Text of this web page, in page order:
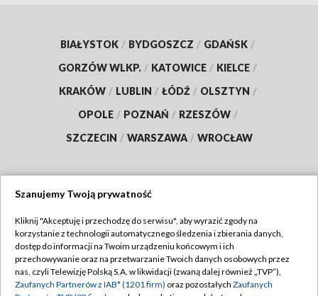
BIAŁYSTOK / BYDGOSZCZ / GDAŃSK /
GORZÓW WLKP. / KATOWICE / KIELCE /
KRAKÓW / LUBLIN / ŁÓDŹ / OLSZTYN /
OPOLE / POZNAŃ / RZESZÓW /
SZCZECIN / WARSZAWA / WROCŁAW
TVP
Abonament TVP
Emisja w TVP
Regulamin TVP
Polityka prywatności
Szanujemy Twoją prywatność
Kliknij "Akceptuję i przechodzę do serwisu", aby wyrazić zgody na
korzystanie z technologii automatycznego śledzenia i zbierania danych,
dostęp do informacji na Twoim urządzeniu końcowym i ich
przechowywanie oraz na przetwarzanie Twoich danych osobowych przez
nas, czyli Telewizję Polską S.A. w likwidacji (zwaną dalej również „TVP”),
Zaufanych Partnerów z IAB* (1201 firm) oraz pozostałych Zaufanych